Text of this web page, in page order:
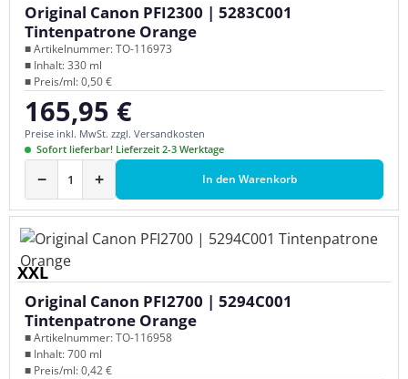
Original Canon PFI2300 | 5283C001
Tintenpatrone Orange
■ Artikelnummer: TO-116973
■ Inhalt: 330 ml
■ Preis/ml: 0,50 €
Regulärer Preis:
165,95 €
Preise inkl. MwSt. zzgl. Versandkosten
Sofort lieferbar! Lieferzeit 2-3 Werktage
− + In den Warenkorb
XXL
Original Canon PFI2700 | 5294C001
Tintenpatrone Orange
■ Artikelnummer: TO-116958
■ Inhalt: 700 ml
■ Preis/ml: 0,42 €